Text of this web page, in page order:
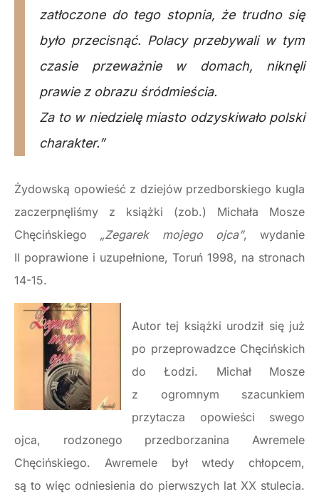
zatłoczone do tego stopnia, że trudno się
było przecisnąć. Polacy przebywali w tym
czasie przeważnie w domach, niknęli
prawie z obrazu śródmieścia.
Za to w niedzielę miasto odzyskiwało polski
charakter.”
Żydowską opowieść z dziejów przedborskiego kugla
zaczerpnęliśmy z książki (zob.) Michała Mosze
Chęcińskiego „Zegarek mojego ojca”, wydanie
II poprawione i uzupełnione, Toruń 1998, na stronach
14-15.
Autor tej książki urodził się już
po przeprowadzce Chęcińskich
do Łodzi. Michał Mosze
z ogromnym szacunkiem
przytacza opowieści swego
ojca, rodzonego przedborzanina Awremele
Chęcińskiego. Awremele był wtedy chłopcem,
są to więc odniesienia do pierwszych lat XX stulecia.